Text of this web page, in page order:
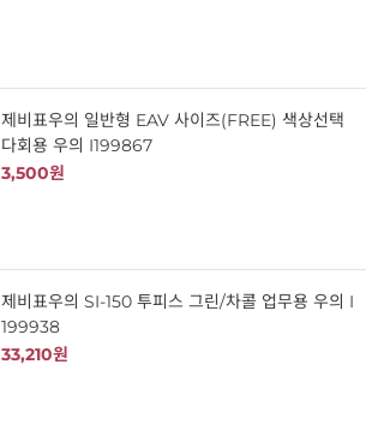
제비표우의 일반형 EAV 사이즈(FREE) 색상선택
다회용 우의 I199867
3,500원
제비표우의 SI-150 투피스 그린/차콜 업무용 우의 I
199938
33,210원